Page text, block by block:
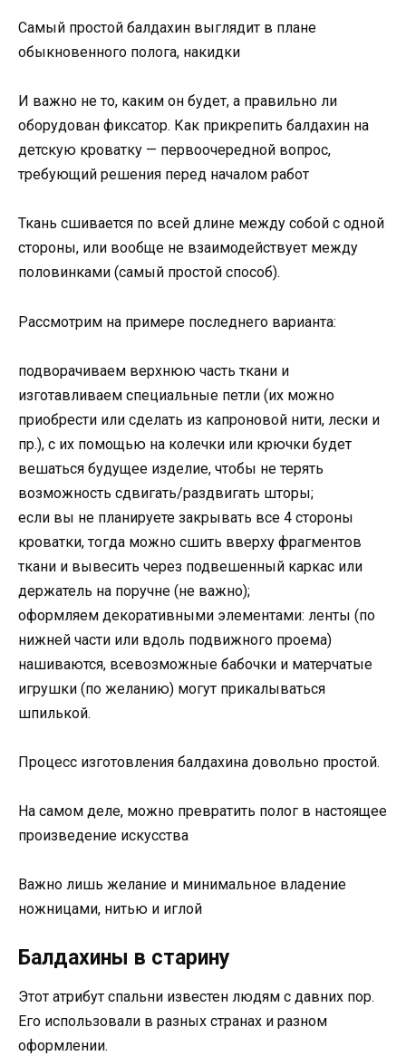
Самый простой балдахин выглядит в плане
обыкновенного полога, накидки
И важно не то, каким он будет, а правильно ли
оборудован фиксатор. Как прикрепить балдахин на
детскую кроватку — первоочередной вопрос,
требующий решения перед началом работ
Ткань сшивается по всей длине между собой с одной
стороны, или вообще не взаимодействует между
половинками (самый простой способ).
Рассмотрим на примере последнего варианта:
подворачиваем верхнюю часть ткани и
изготавливаем специальные петли (их можно
приобрести или сделать из капроновой нити, лески и
пр.), с их помощью на колечки или крючки будет
вешаться будущее изделие, чтобы не терять
возможность сдвигать/раздвигать шторы;
если вы не планируете закрывать все 4 стороны
кроватки, тогда можно сшить вверху фрагментов
ткани и вывесить через подвешенный каркас или
держатель на поручне (не важно);
оформляем декоративными элементами: ленты (по
нижней части или вдоль подвижного проема)
нашиваются, всевозможные бабочки и матерчатые
игрушки (по желанию) могут прикалываться
шпилькой.
Процесс изготовления балдахина довольно простой.
На самом деле, можно превратить полог в настоящее
произведение искусства
Важно лишь желание и минимальное владение
ножницами, нитью и иглой
Балдахины в старину
Этот атрибут спальни известен людям с давних пор.
Его использовали в разных странах и разном
оформлении.